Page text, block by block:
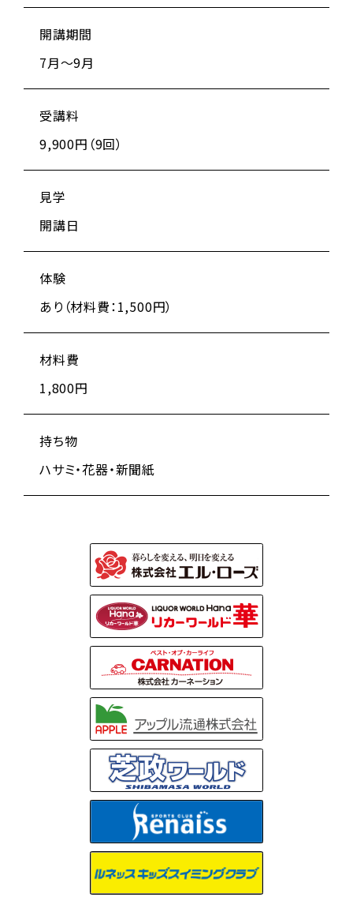
開講期間
7月～9月
受講料
9,900円（9回）
見学
開講日
体験
あり（材料費：1,500円）
材料費
1,800円
持ち物
ハサミ・花器・新聞紙